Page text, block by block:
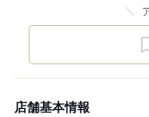
店舗基本情報